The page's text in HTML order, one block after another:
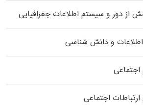
از دور و سیستم اطلاعات جغرافیایی
و دانش شناسی
اجتماعی
اجتماعی